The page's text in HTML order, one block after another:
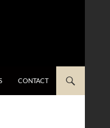
CONTACT